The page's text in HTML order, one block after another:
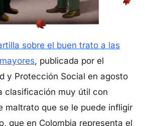
sobre el buen trato a las
, publicada por el
y Protección Social en agosto
clasificación muy útil con
maltrato que se le puede infligir
que en Colombia representa el